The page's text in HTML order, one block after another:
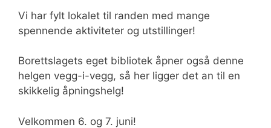
Vi har fylt lokalet til randen med mange
spennende aktiviteter og utstillinger!
Borettslagets eget bibliotek åpner også denne
helgen vegg-i-vegg, så her ligger det an til en
skikkelig åpningshelg!
Velkommen 6. og 7. juni!